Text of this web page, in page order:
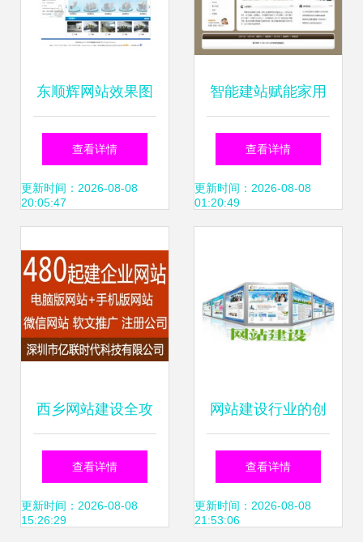
东顺辉网站效果图
解析深圳网络公司
在网站建设领域的
查看详情
更新时间：2026-08-08
20:05:47
智能建站赋能家用
纺织品企业 如何快
速打造专业官网并
查看详情
更新时间：2026-08-08
01:20:49
西乡网站建设全攻
略 专业公司选择与
深圳推广策略
查看详情
更新时间：2026-08-08
15:26:29
网站建设行业的创
新之路 在“走的人
多了”中探寻变革
查看详情
更新时间：2026-08-08
21:53:06